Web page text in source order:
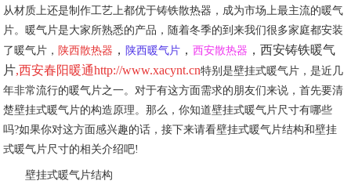
从材质上还是制作工艺上都优于铸铁散热器，成为市场上最主流的暖气
片。暖气片是大家所熟悉的产品，随着冬季的到来我们很多家庭都安装
了暖气片， 陕西散热器 ，陕西暖气片 ，西安散热器 ，西安铸铁暖气
片,西安春阳暖通http://www.xacynt.cn特别是壁挂式暖气片，是近几
年非常流行的暖气片之一。对于有这方面需求的朋友们来说，首先要清
楚壁挂式暖气片的构造原理。那么，你知道壁挂式暖气片尺寸有哪些
吗?如果你对这方面感兴趣的话，接下来请看壁挂式暖气片结构和壁挂
式暖气片尺寸的相关介绍吧!
壁挂式暖气片结构